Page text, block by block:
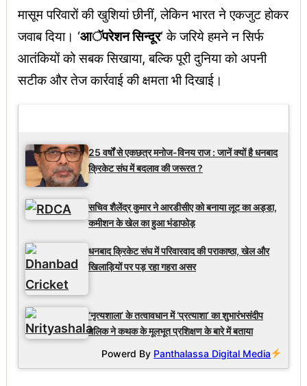
मासूम परिवारों की खुशियां छीनीं, लेकिन भारत ने एकजुट होकर
जवाब दिया। ‘आॅपरेशन सिन्दूर‘ के जरिये हमने न सिर्फ
आतंकियों को सबक सिखाया, बल्कि पूरी दुनिया को अपनी
सटीक और तेज कार्रवाई की क्षमता भी दिखाई।
25 वर्षों से एकछत्र मनोज-विनय राज : जानें क्यों है धनबाद
क्रिकेट संघ में बदलाव की जरूरत ?
सचिव शैलेंद्र कुमार ने आरडीसीए को बनाया लूट का अड्डा,
कमीशन के खेल का हुआ भंडाफोड़
धनबाद क्रिकेट संघ में परिवारवाद की पराकाष्ठा, खेल और
खिलाड़ियों पर पड़ रहा गहरा असर
‘नृत्यशाला’ के तत्वावधान में ‘प्रत्याशा’ का शुभारंभसंदीप
मलिक ने कथक के मूलभूत प्रशिक्षण के बारे में बताया
Powerd By Panthalassa Digital Media